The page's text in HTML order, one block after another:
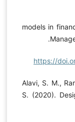
models in
https://
Alavi, S. M.,
S. (2020).